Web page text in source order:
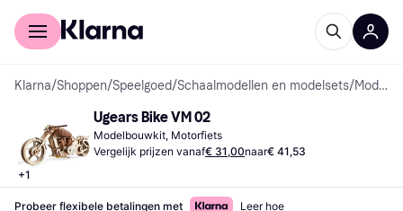
Voor shoppers
Klarna/Shoppen/Speelgoed/Schaalmodellen en modelsets/ Modelbouwkits
+1
Ugears Bike VM 02
Modelbouwkit, Motorfiets
Vergelijk prijzen vanaf€ 31,00naar€ 41,53
Probeer flexibele betalingen met Leer hoe